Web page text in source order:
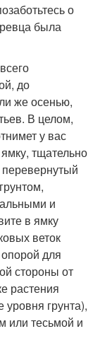
о
была
до
же осенью,
В целом,
у вас
тщательно
и
в ямку
веток
для
стороны от
растения
грунта),
или тесьмой и